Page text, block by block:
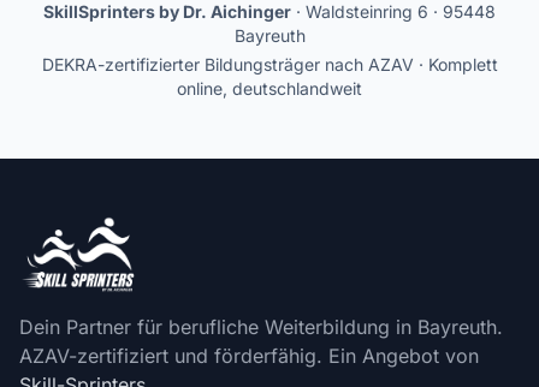
SkillSprinters by Dr. Aichinger · Waldsteinring 6 · 95448
Bayreuth
DEKRA-zertifizierter Bildungsträger nach AZAV · Komplett
online, deutschlandweit
Dein Partner für berufliche Weiterbildung in Bayreuth.
AZAV-zertifiziert und förderfähig. Ein Angebot von